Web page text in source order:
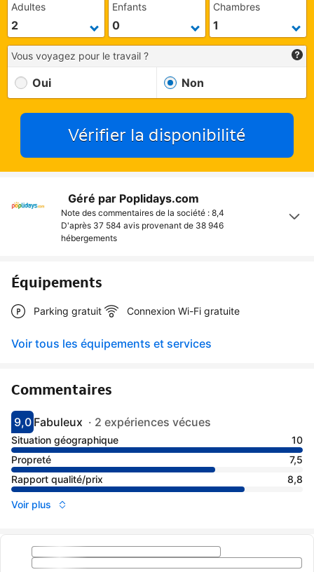
Adultes Enfants Chambres
Vous voyagez pour le travail ?
Oui Non
Vérifier la disponibilité
Géré par Poplidays.com
Note des commentaires de la société : 8,4
D'après 37 584 avis provenant de 38 946
hébergements
Équipements
Parking gratuit Connexion Wi-Fi gratuite
Voir tous les équipements et services
Commentaires
Avec une note de 9
9,0
fabuleuxFabuleux · 2 expériences vécues
Situation géographique
10
Propreté
7,5
Rapport qualité/prix
8,8
Voir plus